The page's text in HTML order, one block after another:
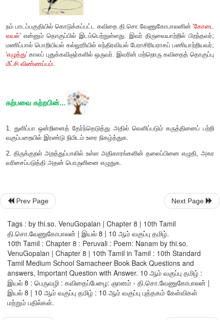
கட்டெறும்பான
இன்றும்
கையிலே
வாளித்தண்ணீர்
அறப்பணி ஓய்வதில்லை
ஓய்ந்திடில் உலகமில்லை!
கோடை வயல் – தொகுப்பு
நூல் வெளி
நம் பாடப்பகுதியில் கொடுக்கப்பட்ட கவிதை
வயல்'என்னும் தொகுப்பில் இடம்பெற்றுள்ளது. இவர்
மணிப்பால் பொறியியல் கல்லூரியில் எந்திரவியல் பேராசிரியராகப்
'எழுத்து காலப் புதுக்கவிஞர்களில் ஒருவர். இவரின் மற்றொரு
மீட்சி விண்ணப்பம்.
Prev Page Next Page
Tags : by thi.so. VenuGopalan | Chapter 8 | 10th Tamil
தி.சொ.வேணுகோபாலன் | இயல் 8 | 10 ஆம் வகுப்பு தமிழ்.
10th Tamil : Chapter 8 : Peruvali : Poem: Nanam by thi.so.
VenuGopalan | Chapter 8 | 10th Tamil in Tamil : 10th Standard
Tamil Medium School Samacheer Book Back Questions and
answers, Important Question with Answer. 10 ஆம் வகுப்பு தமிழ் :
இயல் 8 : பெருவழி : கவிதைப்பேழை: ஞானம் - தி.சொ.வேணுகோபாலன் |
இயல் 8 | 10 ஆம் வகுப்பு தமிழ் : 10 ஆம் வகுப்பு புத்தகம் கேள்விகள்
மற்றும் பதில்கள்.